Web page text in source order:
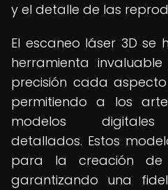
y el detalle de las
El escaneo láser 3D se
herramienta
precisión cada
permitiendo a los
modelos digitales
detallados. Estos
para la creación de
garantizando una